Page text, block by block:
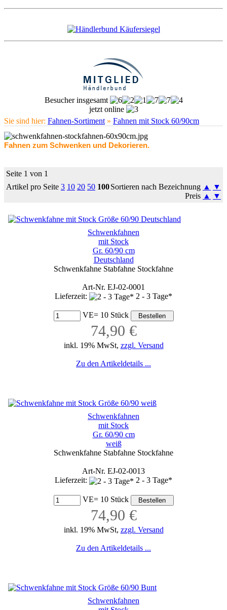
Besucher insgesamt
jetzt online
Sie sind hier: Fahnen-Sortiment » Fahnen mit Stock 60/90cm
Fahnen zum Schwenken und Dekorieren.
Seite 1 von 1
Artikel pro Seite 3 10 20 50 100Sortieren nach Bezeichnung ▲
▼
Preis ▲ ▼
Schwenkfahnen
mit Stock
Gr. 60/90 cm
Deutschland
Schwenkfahne Stabfahne Stockfahne
Art-Nr. EJ-02-0001
Lieferzeit:
2 - 3 Tage*
VE= 10 Stück
74,90 €
inkl. 19% MwSt, zzgl. Versand
Zu den Artikeldetails ...
Schwenkfahnen
mit Stock
Gr. 60/90 cm
weiß
Schwenkfahne Stabfahne Stockfahne
Art-Nr. EJ-02-0013
Lieferzeit:
2 - 3 Tage*
VE= 10 Stück
74,90 €
inkl. 19% MwSt, zzgl. Versand
Zu den Artikeldetails ...
Schwenkfahnen